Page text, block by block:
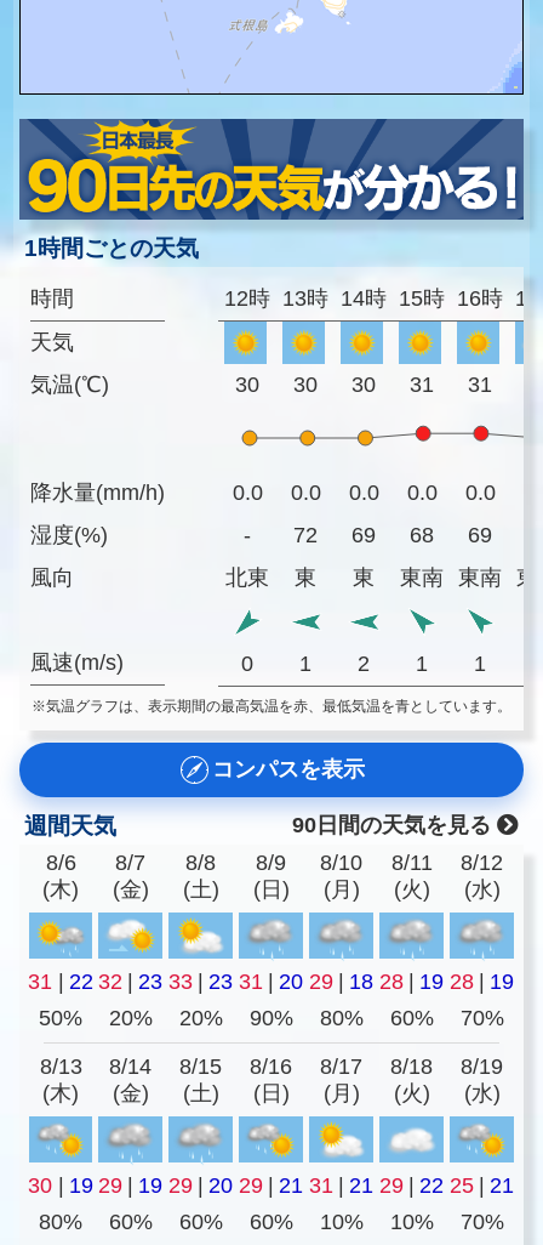
1時間ごとの天気
時間
天気
気温(℃)
降水量(mm/h)
湿度(%)
風向
風速(m/s)
12時 13時 14時 15時 16時
30 30 30 31 31
0.0 0.0 0.0 0.0 0.0
-
72 69 68 69
北東
東 東 東南 東南 東
0 1 2 1 1
※気温グラフは、表示期間の最高気温を赤、最低気温を青としています。
コンパスを表示
週間天気
90日間の天気を見る
8/6
(木)
8/7
(金)
8/8
(土)
8/9
(日)
8/10
(月)
8/11
(火)
8/12
(水)
31 22 32 23 33 23 31 20 29 18 28 19 28
19
50%
20% 20% 90% 80% 60% 70%
8/13
(木)
8/14
(金)
8/15
(土)
8/16
(日)
8/17
(月)
8/18
(火)
8/19
(水)
30 19 29 19 29 20 29 21 31 21 29 22 25
21
80%
60% 60% 60% 10% 10%
70%